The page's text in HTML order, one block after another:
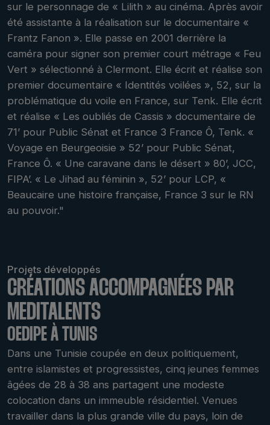
sur le personnage de « Lilith » au cinéma. Après avoir
été assistante à la réalisation sur le documentaire «
Frantz Fanon ». Elle passe en 2001 derrière la
caméra pour signer son premier court métrage « Feu
Vert » sélectionné à Clermont. Elle écrit et réalise son
premier documentaire « Identités voilées », 52, sur la
problématique du voile en France, sur Tenk. Elle écrit
et réalise « Les oubliés de Cassis » documentaire de
71’ pour Public Sénat et France 3 France Ô, Tenk. «
Voyage en Beurgeoisie » 52’ pour Public Sénat,
France Ô. « Une caravane dans le désert » 80’, JCC,
FIPA’. « Le Jihad au féminin », 52’ pour LCP, «
Beaucaire une histoire française, France 3 sur le RN
au pouvoir."
Projets développés
CRÉATIONS ACCOMPAGNÉES PAR
MEDITALENTS
OEDIPE À TUNIS
Dans une Tunisie coupée en deux politiquement,
entre islamistes et progressistes, cinq jeunes femmes
âgées de 28 à 38 ans partagent une modeste
colocation dans un immeuble résidentiel. Venues
travailler dans la plus grande ville du pays, loin de